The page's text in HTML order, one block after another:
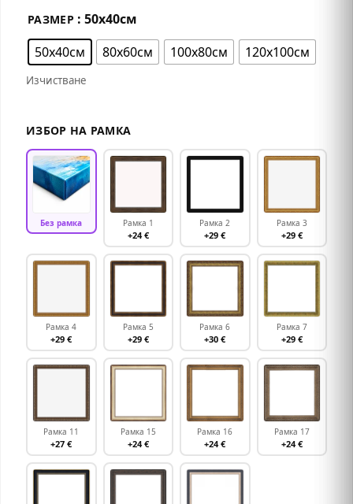
РАЗМЕР : 50х40см
50х40см
80х60см 100х80см 120х100см
Изчистване
ИЗБОР НА РАМКА
Без рамка Рамка 1
+24 €
Рамка 2
+29 €
Рамка 3
+29 €
Рамка 4
+29 €
Рамка 5
+29 €
Рамка 6
+30 €
Рамка 7
+29 €
Рамка 11
+27 €
Рамка 15
+24 €
Рамка 16
+24 €
Рамка 17
+24 €